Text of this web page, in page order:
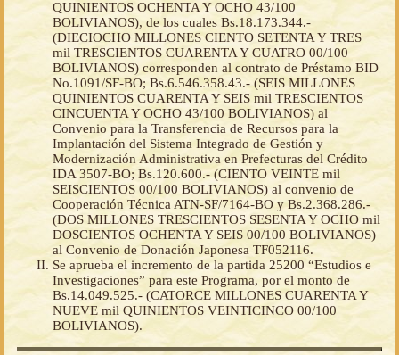
QUINIENTOS OCHENTA Y OCHO 43/100
BOLIVIANOS), de los cuales Bs.18.173.344.-
(DIECIOCHO MILLONES CIENTO SETENTA Y TRES
mil TRESCIENTOS CUARENTA Y CUATRO 00/100
BOLIVIANOS) corresponden al contrato de Préstamo BID
No.1091/SF-BO; Bs.6.546.358.43.- (SEIS MILLONES
QUINIENTOS CUARENTA Y SEIS mil TRESCIENTOS
CINCUENTA Y OCHO 43/100 BOLIVIANOS) al
Convenio para la Transferencia de Recursos para la
Implantación del Sistema Integrado de Gestión y
Modernización Administrativa en Prefecturas del Crédito
IDA 3507-BO; Bs.120.600.- (CIENTO VEINTE mil
SEISCIENTOS 00/100 BOLIVIANOS) al convenio de
Cooperación Técnica ATN-SF/7164-BO y Bs.2.368.286.-
(DOS MILLONES TRESCIENTOS SESENTA Y OCHO mil
DOSCIENTOS OCHENTA Y SEIS 00/100 BOLIVIANOS)
al Convenio de Donación Japonesa TF052116.
Se aprueba el incremento de la partida 25200 “Estudios e
Investigaciones” para este Programa, por el monto de
Bs.14.049.525.- (CATORCE MILLONES CUARENTA Y
NUEVE mil QUINIENTOS VEINTICINCO 00/100
BOLIVIANOS).